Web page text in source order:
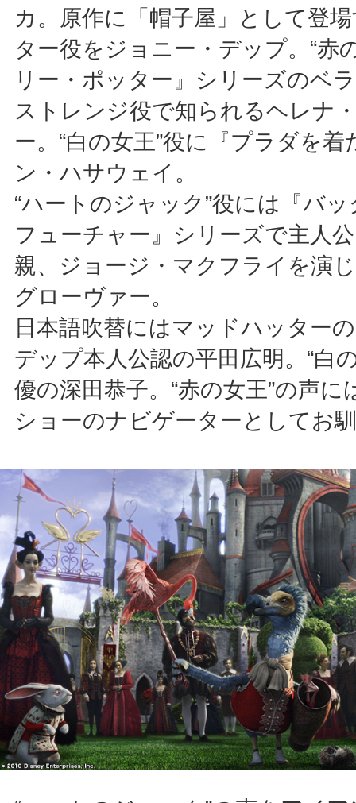
カ。原作に「帽子屋」として登
ター役をジョニー・デップ。“赤
リー・ポッター』シリーズのベ
ストレンジ役で知られるヘレナ
ー。“白の女王”役に『プラダを
ン・ハサウェイ。
“ハートのジャック”役には『バ
フューチャー』シリーズで主人
親、ジョージ・マクフライを演
グローヴァー。
日本語吹替にはマッドハッター
デップ本人公認の平田広明。“白
優の深田恭子。“赤の女王”の声に
ショーのナビゲーターとしてお